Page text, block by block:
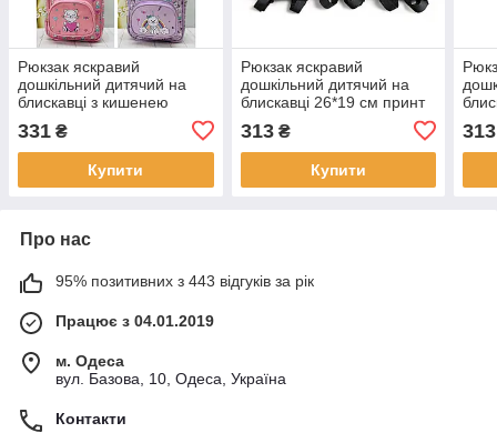
Рюкзак яскравий
дошкільний дитячий на
блискавці з кишенею
варіантах Nina
331 ₴
Купити
Рюкзак яскравий
дошкільний дитячий на
блискавці 26*19 см принт
313₴
Купити
313
Про нас
95% позитивних з 443 відгуків за рік
Працює з 04.01.2019
м. Одеса
вул. Базова, 10, Одеса, Україна
Контакти